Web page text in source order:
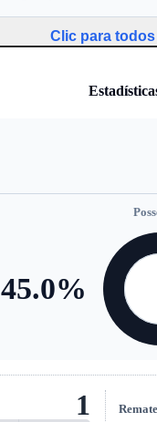
Clic para
45.0%
1